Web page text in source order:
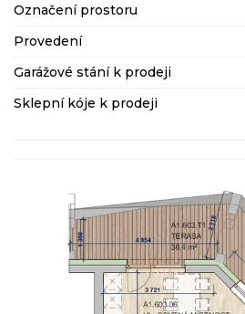
Označení prostoru
Provedení
Garážové stání k prodeji
Sklepní kóje k prodeji